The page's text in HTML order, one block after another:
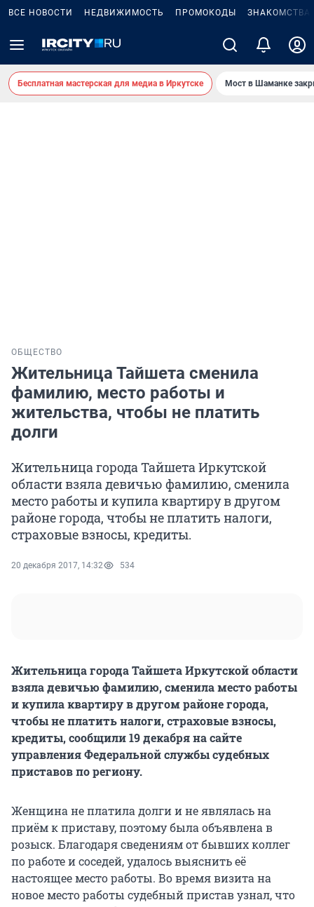
ВСЕ НОВОСТИ НЕДВИЖИМОСТЬ ПРОМОКОДЫ ЗНАКОМСТВА
Бесплатная мастерская для медиа в Иркутске Мост в Шаманке
ОБЩЕСТВО
Жительница Тайшета сменила
фамилию, место работы и
жительства, чтобы не платить
долги
Жительница города Тайшета Иркутской
области взяла девичью фамилию, сменила
место работы и купила квартиру в другом
районе города, чтобы не платить налоги,
страховые взносы, кредиты.
20 декабря 2017, 14:32 534
Жительница города Тайшета Иркутской области
взяла девичью фамилию, сменила место работы
и купила квартиру в другом районе города,
чтобы не платить налоги, страховые взносы,
кредиты, сообщили 19 декабря на сайте
управления Федеральной службы судебных
приставов по региону.
Женщина не платила долги и не являлась на
приём к приставу, поэтому была объявлена в
розыск. Благодаря сведениям от бывших коллег
по работе и соседей, удалось выяснить её
настоящее место работы. Во время визита на
новое место работы судебный пристав узнал, что